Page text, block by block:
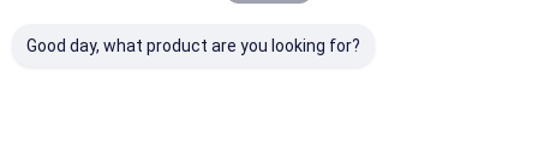
Co.,Ltd.. All Rights Reserved.
Good day, what product are you looking for?